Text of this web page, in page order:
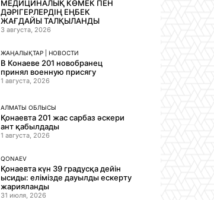
МЕДИЦИНАЛЫҚ КӨМЕК ПЕН
ДӘРІГЕРЛЕРДІҢ ЕҢБЕК
ЖАҒДАЙЫ ТАЛҚЫЛАНДЫ
3 августа, 2026
ЖАҢАЛЫҚТАР | НОВОСТИ
В Конаеве 201 новобранец
принял военную присягу
1 августа, 2026
АЛМАТЫ ОБЛЫСЫ
Қонаевта 201 жас сарбаз әскери
ант қабылдады
1 августа, 2026
QONAEV
Қонаевта күн 39 градусқа дейін
ысиды: елімізде дауылды ескерту
жарияланды
31 июля, 2026